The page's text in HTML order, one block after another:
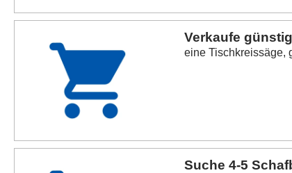
Verkaufe
eine Tischkreissäge,
Suche 4-5